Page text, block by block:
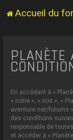
Accueil du
PLANÈTE
En accédant à «
« notre », « nos », «
aventure.net/forums
des conditions
responsable de
et accéder à «